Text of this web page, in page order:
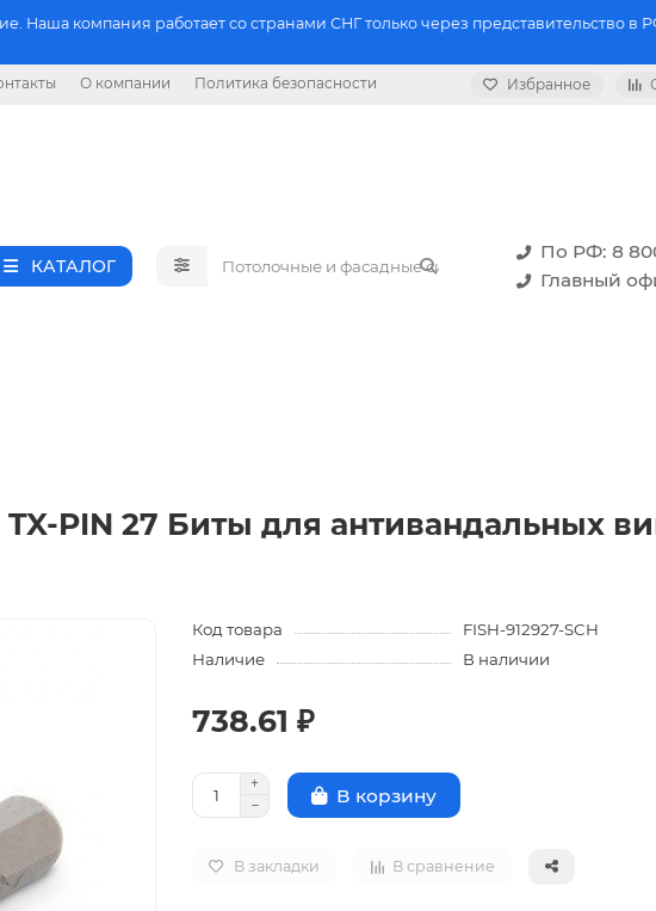
Наша компания работает со странами СНГ только через представительство в
О компании Политика безопасности Избранное
КАТАЛОГ
По РФ: 8
Главный
TX-PIN 27 Биты для антивандальных
Код товара
FISH-912927-SCH
Наличие
В наличии
738.61 ₽
В корзину
В закладки В сравнение